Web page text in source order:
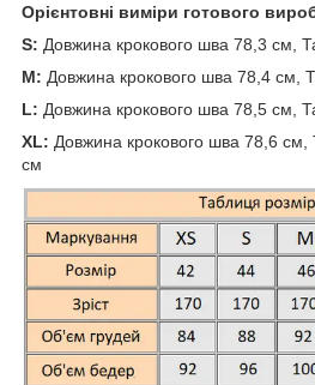
Орієнтовні виміри готового
S: Довжина крокового шва 78,3 см,
M: Довжина крокового шва 78,4 см,
L: Довжина крокового шва 78,5 см,
XL: Довжина крокового шва 78,6 см,
см